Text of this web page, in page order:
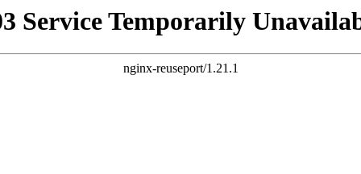
Service Temporarily
nginx-reuseport/1.21.1